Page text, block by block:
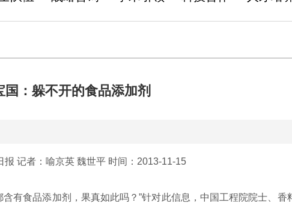
国：躲不开的食品添加剂
报 记者：喻京英 魏世平 时间：2013-11-15
有食品添加剂，果真如此吗？”针对此信息，中国工程院院士、香